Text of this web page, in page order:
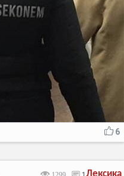
6
Лексика